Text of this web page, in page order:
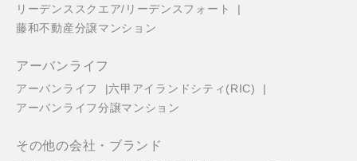
リーデンススクエア/リーデンスフォート
藤和不動産分譲マンション
アーバンライフ
アーバンライフ
六甲アイランドシティ(RIC)
アーバンライフ分譲マンション
その他の会社・ブランド